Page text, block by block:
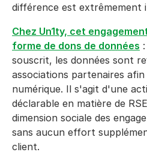
différence est extrêmement
Chez Un1ty, cet
forme de dons de données
souscrit, les données sont
associations partenaires
numérique. Il s'agit d'une
déclarable en matière de
dimension sociale des
sans aucun effort
client.